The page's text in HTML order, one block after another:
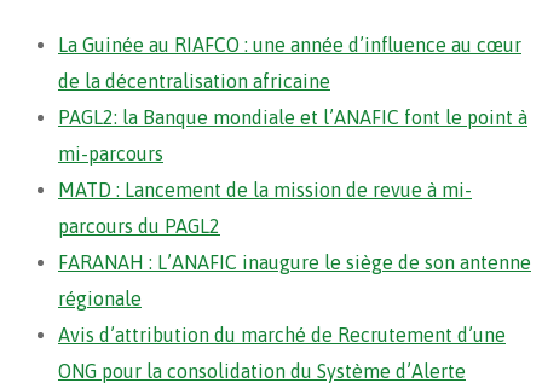
La Guinée au RIAFCO : une année d’influence au cœur
de la décentralisation africaine
PAGL2: la Banque mondiale et l’ANAFIC font le point à
mi-parcours
MATD : Lancement de la mission de revue à mi-
parcours du PAGL2
FARANAH : L’ANAFIC inaugure le siège de son antenne
régionale
Avis d’attribution du marché de Recrutement d’une
ONG pour la consolidation du Système d’Alerte